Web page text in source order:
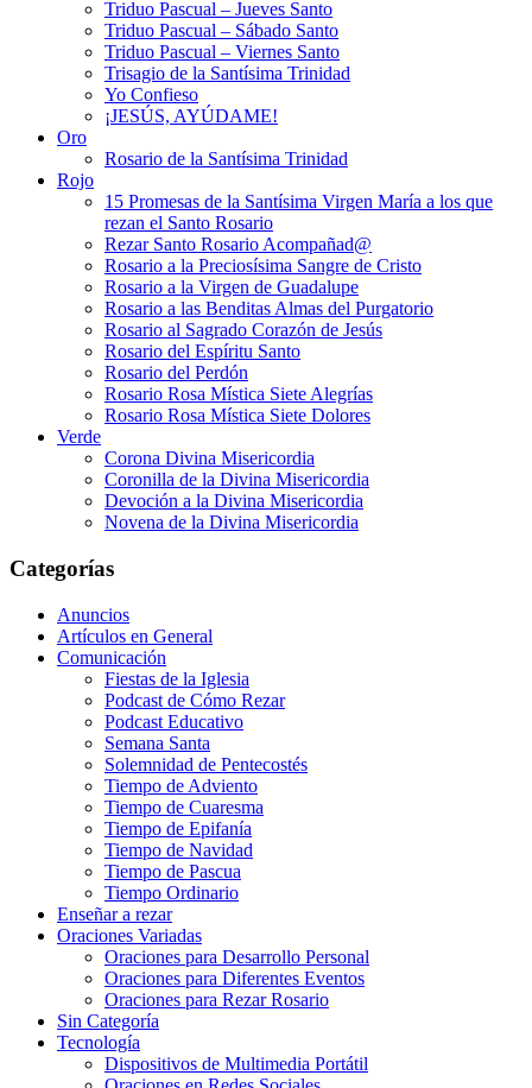
Triduo Pascual – Jueves Santo
Triduo Pascual – Sábado Santo
Triduo Pascual – Viernes Santo
Trisagio de la Santísima Trinidad
Yo Confieso
¡JESÚS, AYÚDAME!
Oro
Rosario de la Santísima Trinidad
Rojo
15 Promesas de la Santísima Virgen María a los que
rezan el Santo Rosario
Rezar Santo Rosario Acompañad@
Rosario a la Preciosísima Sangre de Cristo
Rosario a la Virgen de Guadalupe
Rosario a las Benditas Almas del Purgatorio
Rosario al Sagrado Corazón de Jesús
Rosario del Espíritu Santo
Rosario del Perdón
Rosario Rosa Mística Siete Alegrías
Rosario Rosa Mística Siete Dolores
Verde
Corona Divina Misericordia
Coronilla de la Divina Misericordia
Devoción a la Divina Misericordia
Novena de la Divina Misericordia
Categorías
Anuncios
Artículos en General
Comunicación
Fiestas de la Iglesia
Podcast de Cómo Rezar
Podcast Educativo
Semana Santa
Solemnidad de Pentecostés
Tiempo de Adviento
Tiempo de Cuaresma
Tiempo de Epifanía
Tiempo de Navidad
Tiempo de Pascua
Tiempo Ordinario
Enseñar a rezar
Oraciones Variadas
Oraciones para Desarrollo Personal
Oraciones para Diferentes Eventos
Oraciones para Rezar Rosario
Sin Categoría
Tecnología
Dispositivos de Multimedia Portátil